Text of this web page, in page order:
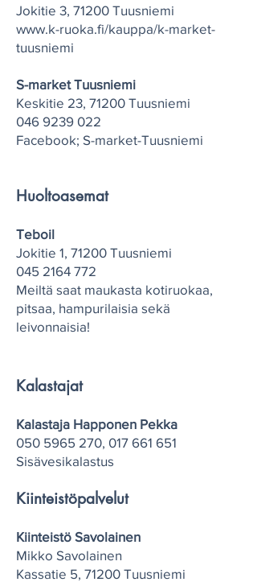
Jokitie 3, 71200 Tuusniemi
www.k-ruoka.fi/kauppa/k-market-
tuusniemi
S-market Tuusniemi
Keskitie 23, 71200 Tuusniemi
046 9239 022
Facebook; S-market-Tuusniemi
Huoltoasemat
​Teboil
Jokitie 1, 71200 Tuusniemi
045 2164 772
Meiltä saat maukasta kotiruokaa,
pitsaa, hampurilaisia sekä
leivonnaisia!
Kalastajat
Kalastaja Happonen Pekka
050 5965 270, 017 661 651
Sisävesikalastus
Kiinteistöpalvelut
Kiinteistö Savolainen
Mikko Savolainen
Kassatie 5, 71200 Tuusniemi